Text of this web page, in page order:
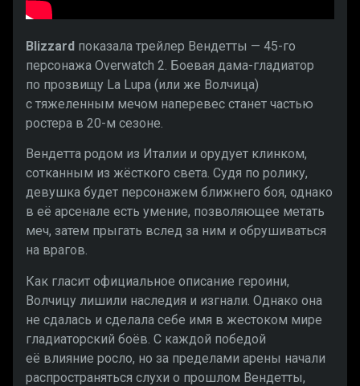
Blizzard показала трейлер Вендетты — 45-го
персонажа Overwatch 2. Боевая дама-гладиатор
по прозвищу La Lupa (или же Волчица)
с тяжеленным мечом наперевес станет частью
ростера в 20-м сезоне.
Вендетта родом из Италии и орудует клинком,
сотканным из жёсткого света. Судя по ролику,
девушка будет персонажем ближнего боя, однако
в её арсенале есть умение, позволяющее метать
меч, затем прыгать вслед за ним и обрушиваться
на врагов.
Как гласит официальное описание героини,
Волчицу лишили наследия и изгнали. Однако она
не сдалась и сделала себе имя в жестоком мире
гладиаторский боёв. С каждой победой
её влияние росло, но за пределами арены начали
распространяться слухи о прошлом Вендетты,